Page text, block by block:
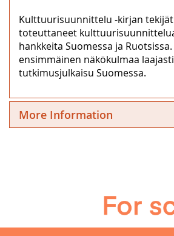
Kulttuurisuunnittelu -kirjan
toteuttaneet
hankkeita Suomessa ja
ensimmäinen näkökulmaa
tutkimusjulkaisu Suomessa.
More Information